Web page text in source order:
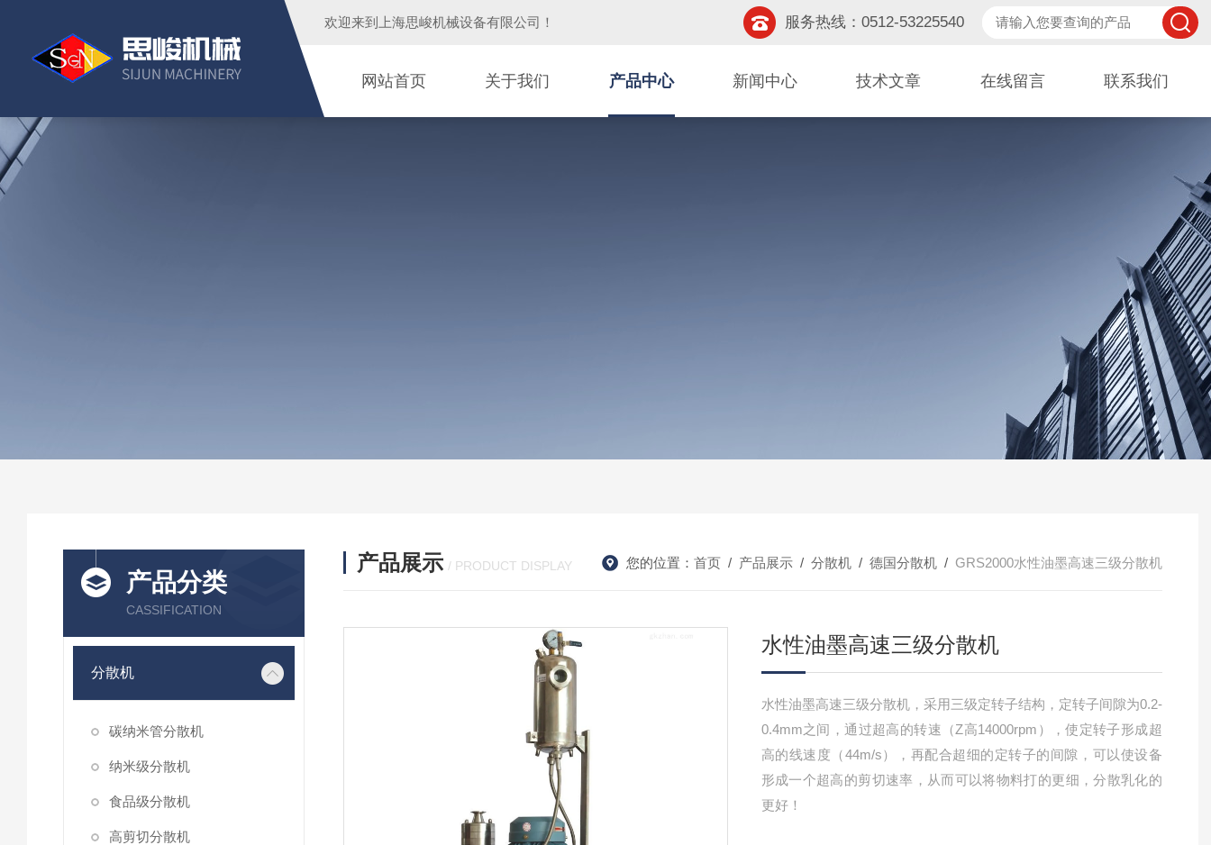
欢迎来到 上海思峻机械设备有限公司 ！ 服务热线：0512-53225540
网站首页 关于我们 产品中心 新闻中心 技术文章 在线留言 联系我们
产品分类
CASSIFICATION
分散机
碳纳米管分散机
纳米级分散机
食品级分散机
高剪切分散机
产品展示 / PRODUCT DISPLAY 您的位置： 首页 / 产品展示 / 分散机 / 德国分散机 / GRS2000水性油墨高速三级分散机
水性油墨高速三级分散机
水性油墨高速三级分散机，采用三级定转子结构，定转子间隙为0.2-
0.4mm之间，通过超高的转速（Z高14000rpm），使定转子形成超
高的线速度（44m/s），再配合超细的定转子的间隙，可以使设备
形成一个超高的剪切速率，从而可以将物料打的更细，分散乳化的
更好！